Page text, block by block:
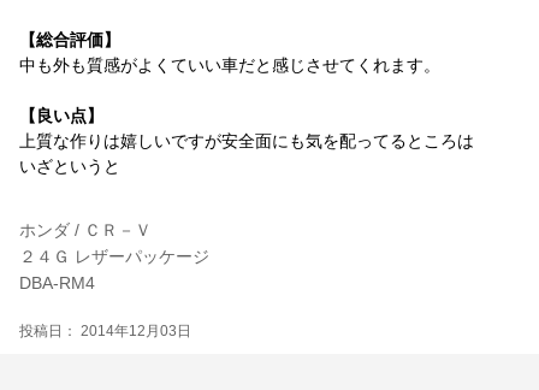
【総合評価】
中も外も質感がよくていい車だと感じさせてくれます。
【良い点】
上質な作りは嬉しいですが安全面にも気を配ってるところは
いざというと
ホンダ / ＣＲ－Ｖ
２４Ｇ レザーパッケージ
DBA-RM4
投稿日： 2014年12月03日